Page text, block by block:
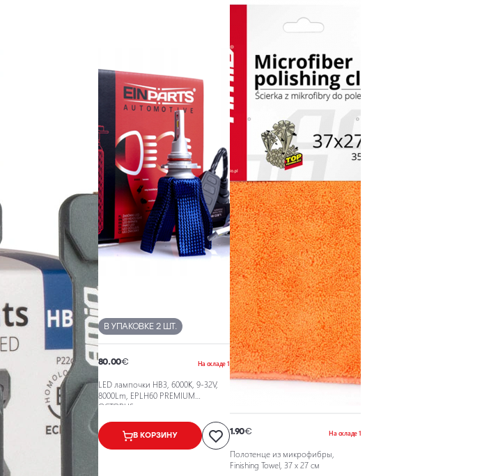
В УПАКОВКЕ 2 ШТ.
80.00€ На складе 1
LED лампочки HB3, 6000K, 9-32V,
8000Lm, EPLH60 PREMIUM
OCTOPUS
В КОРЗИНУ 1.90€ На складе 1
Полотенце из микрофибры,
Finishing Towel, 37 x 27 см